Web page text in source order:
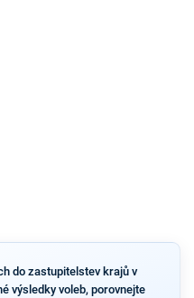
do zastupitelstev krajů v
výsledky voleb, porovnejte